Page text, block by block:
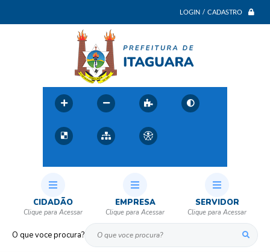
LOGIN / CADASTRO
O que voce procura?
CIDADÃO EMPRESA SERVIDOR